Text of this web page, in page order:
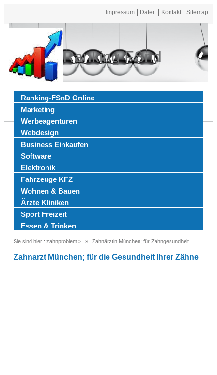
Impressum Daten Kontakt Sitemap
Ranking FSnd
Ranking-FSnD Online
Marketing
Werbeagenturen
Webdesign
Business Einkaufen
Software
Elektronik
Fahrzeuge KFZ
Wohnen & Bauen
Ärzte Kliniken
Sport Freizeit
Essen & Trinken
Sie sind hier : zahnproblem > Zahnärztin München; für Zahngesundheit
Zahnarzt München; für die Gesundheit Ihrer Zähne